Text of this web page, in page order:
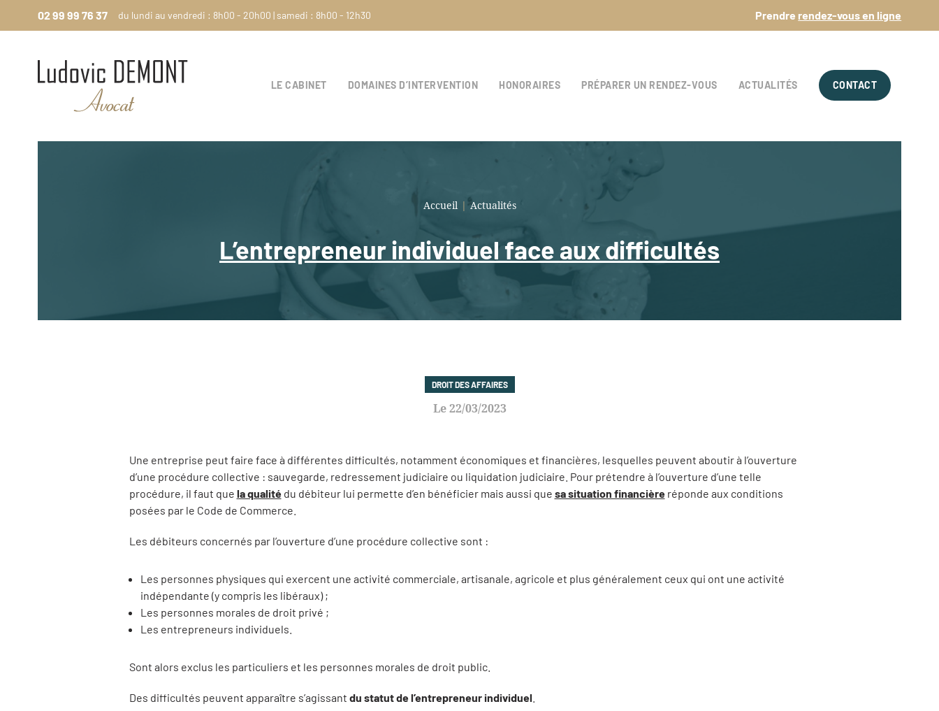
navigation
principale
principal
02 99 99 76 37 du lundi au vendredi : 8h00 - 20h00 | samedi : 8h00 - 12h30 Prendre rendez-vous en ligne
LE CABINET DOMAINES D’INTERVENTION HONORAIRES PRÉPARER UN RENDEZ-VOUS ACTUALITÉS CONTACT
Accueil | Actualités
L’entrepreneur individuel face aux difficultés
DROIT DES AFFAIRES
22/03/2023
Une entreprise peut faire face à différentes difficultés, notamment économiques et financières, lesquelles peuvent aboutir à l’ouverture
d’une procédure collective : sauvegarde, redressement judiciaire ou liquidation judiciaire. Pour prétendre à l’ouverture d’une telle
procédure, il faut que la qualitédu débiteur lui permette d’en bénéficier mais aussi que sa situation financièreréponde aux conditions
posées par le Code de Commerce.
Les débiteurs concernés par l’ouverture d’une procédure collective sont :
Les personnes physiques qui exercent une activité commerciale, artisanale, agricole et plus généralement ceux qui ont une activité
indépendante (y compris les libéraux) ;
Les personnes morales de droit privé ;
Les entrepreneurs individuels.
Sont alors exclus les particuliers et les personnes morales de droit public.
Des difficultés peuvent apparaître s’agissant du statut de l’entrepreneur individuel